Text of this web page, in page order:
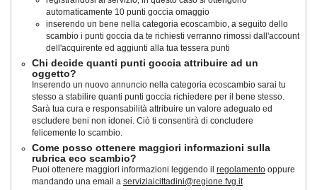
automaticamente 10 punti goccia omaggio
inserendo un bene nella categoria ecoscambio, a seguito dello
scambio i punti goccia da te richiesti verranno rimossi dall'account
dell'acquirente ed aggiunti alla tua tessera punti
Chi decide quanti punti goccia attribuire ad un
oggetto?
Inserendo un nuovo annuncio nella categoria ecoscambio sarai tu
stesso a stabilire quanti punti goccia richiedere per il bene stesso.
Sarà tua cura e responsabilità attribuire un valore adeguato ed
escludere beni non idonei. Ciò ti consentirà di concludere
felicemente lo scambio.
Come posso ottenere maggiori informazioni sulla
rubrica eco scambio?
Puoi ottenere maggiori informazioni leggendo il regolamento oppure
mandando una email a serviziaicittadini@regione.fvg.it